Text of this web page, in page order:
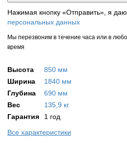
Нажимая кнопку «Отправить», я
персональных данных
Мы перезвоним в течение часа или в
время
Высота
850 мм
Ширина
1840 мм
Глубина
690 мм
Вес
135,9 кг
Гарантия
1 год
Все характеристики